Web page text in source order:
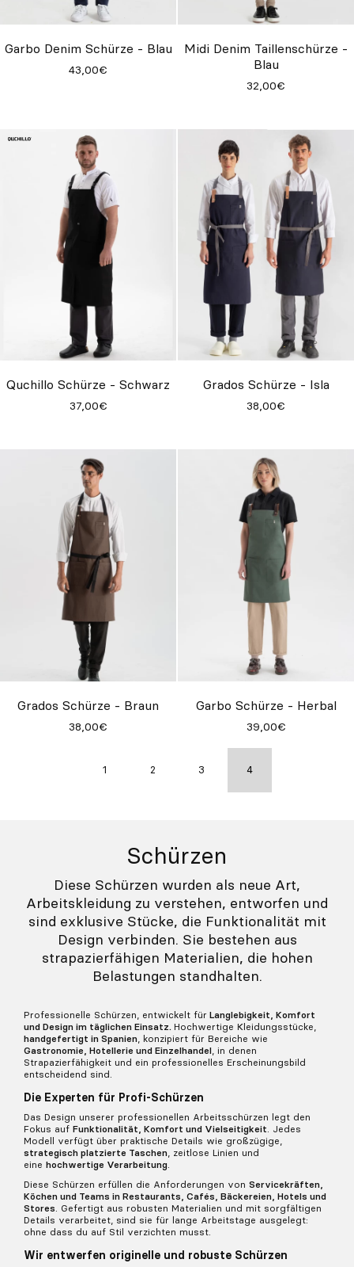
Inspiration
Contact
Qooqer
Whatsapp
Whatsapp
ES
DE
Schürzen
Diese Schürzen wurden als neue Art,
Arbeitskleidung zu verstehen, entworfen und
sind exklusive Stücke, die Funktionalität mit
Design verbinden. Sie bestehen aus
strapazierfähigen Materialien, die hohen
Belastungen standhalten.
Garbo Denim Schürze - Blau
43,00€
Midi Denim Taillenschürze -
Blau
32,00€
Quchillo Schürze - Schwarz
37,00€
Grados Schürze - Isla
38,00€
Grados Schürze - Braun
38,00€
Garbo Schürze - Herbal
39,00€
1 2 3 4
Professionelle Schürzen, entwickelt für Langlebigkeit, Komfort
und Design im täglichen Einsatz. Hochwertige Kleidungsstücke,
handgefertigt in Spanien , konzipiert für Bereiche wie
Gastronomie, Hotellerie und Einzelhandel , in denen
Strapazierfähigkeit und ein professionelles Erscheinungsbild
entscheidend sind.
Die Experten für Profi-Schürzen
Das Design unserer professionellen Arbeitsschürzen legt den
Fokus auf Funktionalität, Komfort und Vielseitigkeit . Jedes
Modell verfügt über praktische Details wie großzügige,
strategisch platzierte Taschen , zeitlose Linien und
eine hochwertige Verarbeitung
Diese Schürzen erfüllen die Anforderungen von Servicekräften
Köchen und Teams in Restaurants, Cafés, Bäckereien, Hotels und
Stores . Gefertigt aus robusten Materialien und mit sorgfältigen
Details verarbeitet, sind sie für lange Arbeitstage ausgelegt:
ohne dass du auf Stil verzichten musst.
Wir entwerfen originelle und robuste Schürzen